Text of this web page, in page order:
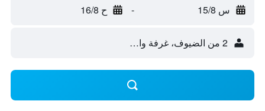
س 15/8 - ح 16/8
2 من الضيوف، غرفة واحدة